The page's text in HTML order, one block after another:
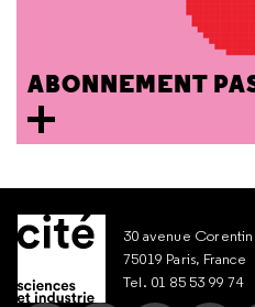
ABONNEMENT
30 avenue
75019 Paris, France
Tel. 01 85 53 99 74